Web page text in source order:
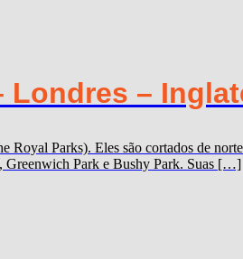
Londres –
Parks). Eles são cortados de
Greenwich Park e Bushy Park. Suas […]